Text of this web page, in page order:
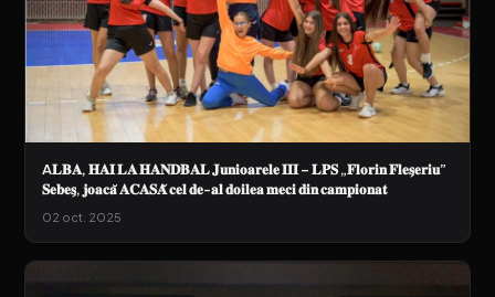
A𝐋𝐁𝐀, 𝐇𝐀𝐈 𝐋𝐀 𝐇𝐀𝐍𝐃𝐁𝐀𝐋 𝐉𝐮𝐧𝐢𝐨𝐚𝐫𝐞𝐥𝐞 𝐈𝐈𝐈 – 𝐋𝐏𝐒 „𝐅𝐥𝐨𝐫𝐢𝐧 𝐅𝐥𝐞𝐬̗𝐞𝐫𝐢𝐮”
𝐒𝐞𝐛𝐞𝐬̗, 𝐣𝐨𝐚𝐜𝐚̆ 𝐀𝐂𝐀𝐒𝐀̌ 𝐜𝐞𝐥 𝐝𝐞-𝐚𝐥 𝐝𝐨𝐢𝐥𝐞𝐚 𝐦𝐞𝐜𝐢 𝐝𝐢𝐧 𝐜𝐚𝐦𝐩𝐢𝐨𝐧𝐚𝐭
02 oct. 2025